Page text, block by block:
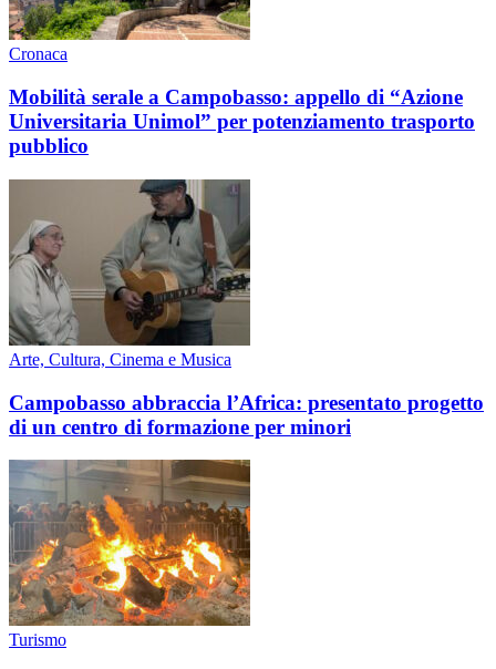
Cronaca
Mobilità serale a Campobasso: appello di “Azione
Universitaria Unimol” per potenziamento trasporto
pubblico
Arte, Cultura, Cinema e Musica
Campobasso abbraccia l’Africa: presentato progetto
di un centro di formazione per minori
Turismo